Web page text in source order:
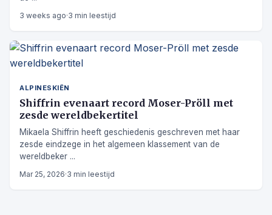
3 weeks ago·3 min leestijd
ALPINESKIËN
Shiffrin evenaart record Moser-Pröll met
zesde wereldbekertitel
Mikaela Shiffrin heeft geschiedenis geschreven met haar
zesde eindzege in het algemeen klassement van de
wereldbeker ...
Mar 25, 2026·3 min leestijd